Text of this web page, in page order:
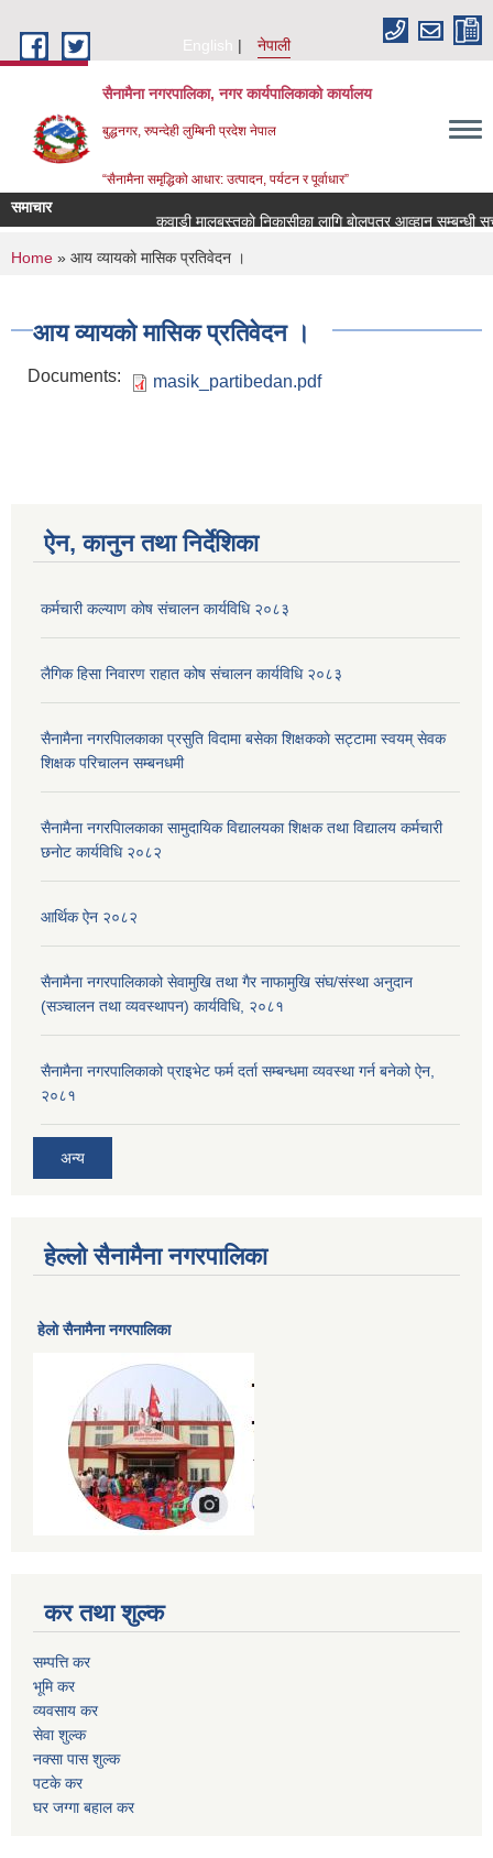
English
नेपाली
सैनामैना नगरपालिका, नगर कार्यपालिकाको कार्यालय
बुद्धनगर, रुपन्देही लुम्बिनी प्रदेश नेपाल
“सैनामैना समृद्धिको आधार: उत्पादन, पर्यटन र पूर्वाधार”
समाचार
कवाडी मालबस्तुकाे निकासीका लागि बाेलपत्र आव्हान सम्बन्धी
You are here
Home » आय व्यायकाे मासिक प्रतिवेदन ।
आय व्यायकाे मासिक प्रतिवेदन ।
Documents: masik_partibedan.pdf
ऐन, कानुन तथा निर्देशिका
कर्मचारी कल्याण काेष संचालन कार्यविधि २०८३
लैगिक हिसा निवारण राहात कोष संचालन कार्यविधि २०८३
सैनामैना नगरपािलकाका प्रसुति विदामा बसेका शिक्षककाे सट्टामा स्वयम् सेवक
शिक्षक परिचालन सम्बनधमी
सैनामैना नगरपािलकाका सामुदायिक विद्यालयका शिक्षक तथा विद्यालय कर्मचारी
छनाेट कार्यविधि २०८२
आर्थिक ऐन २०८२
सैनामैना नगरपालिकाको सेवामुखि तथा गैर नाफामुखि संघ/संस्था अनुदान
(सञ्चालन तथा व्यवस्थापन) कार्यविधि, २०८१
सैनामैना नगरपालिकाको प्राइभेट फर्म दर्ता सम्बन्धमा व्यवस्था गर्न बनेको ऐन,
२०८१
अन्य
हेल्लो सैनामैना नगरपालिका
हेलाे सैनामैना नगरपालिका
कर तथा शुल्क
सम्पत्ति कर
भूमि कर
व्यवसाय कर
सेवा शुल्क
नक्सा पास शुल्क
पटके कर
घर जग्गा बहाल कर